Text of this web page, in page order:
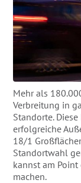
Mehr als
Verbreitung in
Standorte.
erfolgreiche
18/1
Standortwahl
kannst am
machen.